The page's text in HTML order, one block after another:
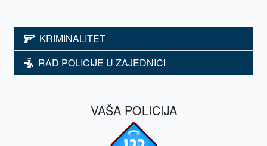
KRIMINALITET
RAD POLICIJE U ZAJEDNICI
VAŠA POLICIJA